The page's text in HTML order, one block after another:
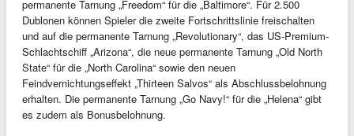
permanente Tarnung „Freedom“ für die „Baltimore“. Für 2.500
Dublonen können Spieler die zweite Fortschrittslinie freischalten
und auf die permanente Tarnung „Revolutionary“, das US-Premium-
Schlachtschiff „Arizona“, die neue permanente Tarnung „Old North
State“ für die „North Carolina“ sowie den neuen
Feindvernichtungseffekt „Thirteen Salvos“ als Abschlussbelohnung
erhalten. Die permanente Tarnung „Go Navy!“ für die „Helena“ gibt
es zudem als Bonusbelohnung.